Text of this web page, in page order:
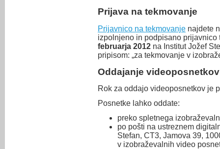
Prijava na tekmovanje
Prijavnico na tekmovanje najdete
izpolnjeno in podpisano
februarja 2012 na Institut Jožef
pripisom: „za tekmovanje v
Oddajanje videoposnetkov
Rok za oddajo videoposnetkov je
Posnetke lahko oddate:
preko spletnega
po pošti na ustreznem
Stefan, CT3, Jamova 39,
v izobraževalnih video